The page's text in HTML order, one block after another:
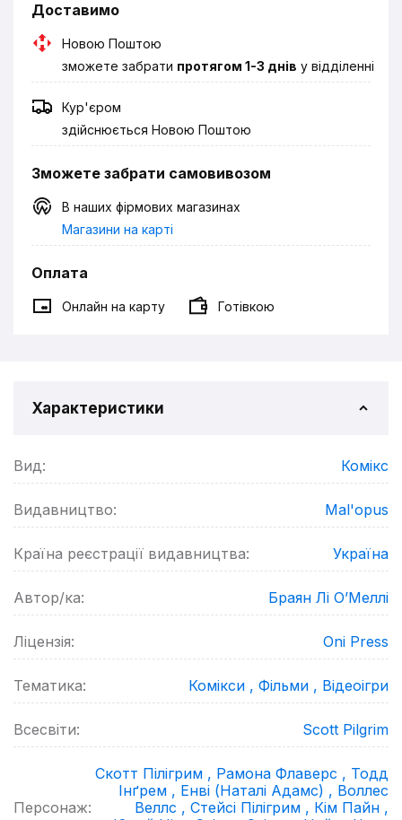
Доставимо
Новою Поштою
зможете забрати протягом 1-3 днів у відділенні
Кур'єром
здійснюється Новою Поштою
Зможете забрати самовивозом
В наших фірмових магазинах
Магазини на карті
Оплата
Онлайн на карту Готівкою
Характеристики
Вид: Комікс
Видавництво: Mal'opus
Країна реєстрації видавництва: Україна
Автор/ка: Браян Лі О’Меллі
Ліцензія: Oni Press
Тематика: Комікси , Фільми , Відеоігри
Всесвіти: Scott Pilgrim
Персонаж:
Скотт Пілігрим , Рамона Флаверс , Тодд
Інґрем , Енві (Наталі Адамс) , Воллес
Веллс , Стейсі Пілігрим , Кім Пайн ,